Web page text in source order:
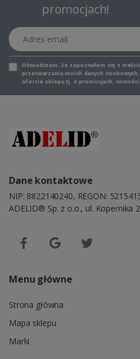
promocjach!
Adres email
Oświadczam, że zapoznałem się z
przetwarzania moich danych
ofercie sklepu tj. o promocjach,
Dane kontaktowe
NIP: 8822140240, REGON:
ADELID® Sp. z o.o., ul. Kopernika
Menu główne
Strona główna
Mapa sklepu
Marki